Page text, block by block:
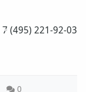
7 (495) 221-92-03
0